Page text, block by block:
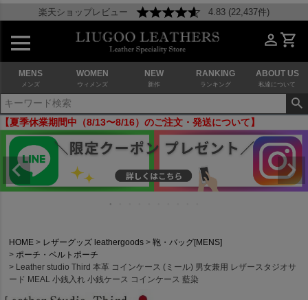
楽天ショップレビュー 4.83 (22,437件)
MENS
メンズ
WOMEN
ウィメンズ
NEW
新作
RANKING
ランキング
ABOUT US
私達について
【夏季休業期間中（8/13〜8/16）のご注文・発送について】
HOME レザーグッズ leathergoods
鞄・バッグ[MENS]
ポーチ・ベルトポーチ
Leather studio Third 本革 コインケース (ミール) 男女兼用 レザースタジオサ
ード MEAL 小銭入れ 小銭ケース コインケース 藍染